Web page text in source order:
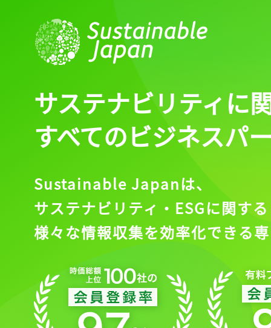
サステナビリティに
すべてのビジネスパ
Sustainable Japanは、
サステナビリティ・ESGに関する
様々な情報収集を効率化できる